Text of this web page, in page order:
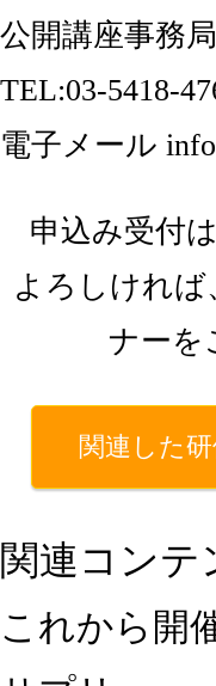
公開講座事務
TEL:03-5418-
電子メール
申込み受付
よろしければ
ナーを
関連した
関連コンテ
これから開